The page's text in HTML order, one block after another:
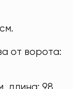
от ворота: